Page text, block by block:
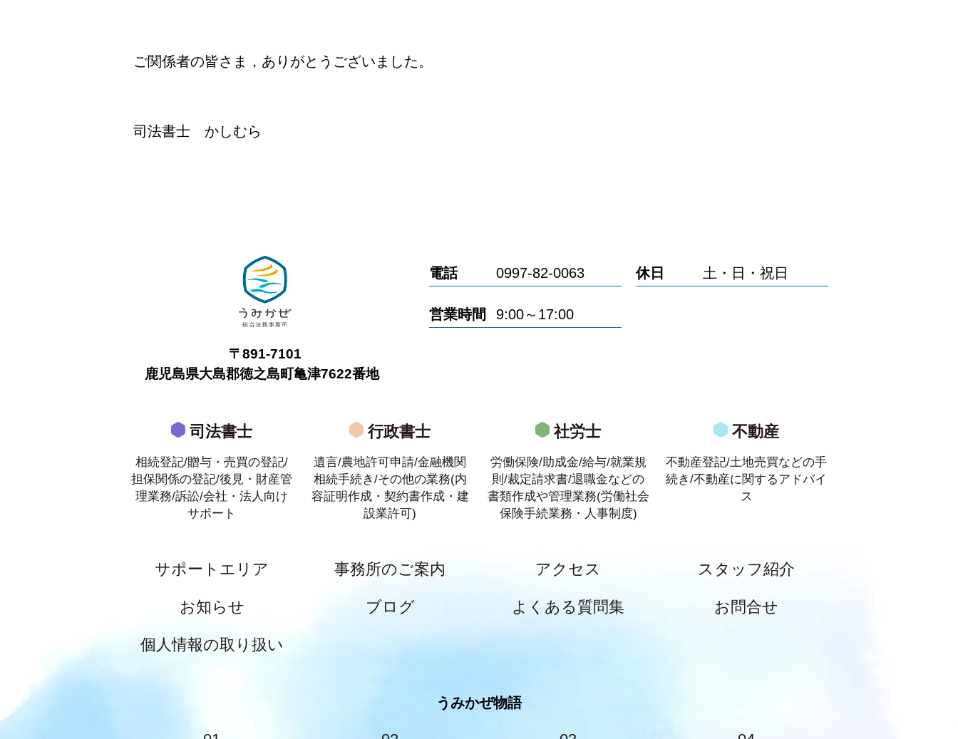
ご関係者の皆さま，ありがとうございました。
司法書士 かしむら
〒891-7101
鹿児島県大島郡徳之島町亀津7622番地
電話 0997-82-0063 休日 土・日・祝日
営業時間 9:00～17:00
司法書士
相続登記/贈与・売買の登記/
担保関係の登記/後見・財産管
理業務/訴訟/会社・法人向け
サポート
行政書士
遺言/農地許可申請/金融機関
相続手続き/その他の業務(内
容証明作成・契約書作成・建
設業許可)
社労士
労働保険/助成金/給与/就業規
則/裁定請求書/退職金などの
書類作成や管理業務(労働社会
保険手続業務・人事制度)
不動産
不動産登記/土地売買などの手
続き/不動産に関するアドバイ
ス
サポートエリア 事務所のご案内 アクセス スタッフ紹介
お知らせ ブログ よくある質問集 お問合せ
個人情報の取り扱い
うみかぜ物語